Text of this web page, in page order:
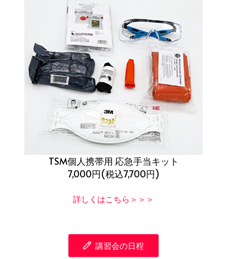
TSM個人携帯用 応急手当キット
7,000円(税込7,700円)
詳しくはこちら＞＞＞
講習会の日程